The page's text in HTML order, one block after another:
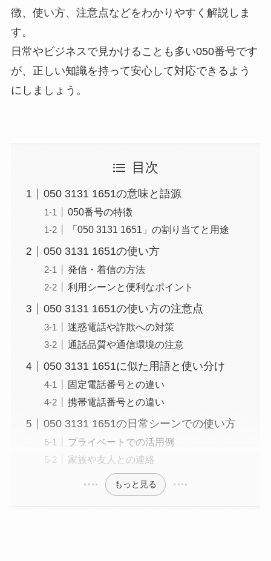
徴、使い方、注意点などをわかりやすく解説しま
す。
日常やビジネスで見かけることも多い050番号です
が、正しい知識を持って安心して対応できるよう
にしましょう。
目次
050 3131 1651の意味と語源
050番号の特徴
「050 3131 1651」の割り当てと用途
050 3131 1651の使い方
発信・着信の方法
利用シーンと便利なポイント
050 3131 1651の使い方の注意点
迷惑電話や詐欺への対策
通話品質や通信環境の注意
050 3131 1651に似た用語と使い分け
固定電話番号との違い
携帯電話番号との違い
050 3131 1651の日常シーンでの使い方
プライベートでの活用例
家族や友人との連絡
もっと見る